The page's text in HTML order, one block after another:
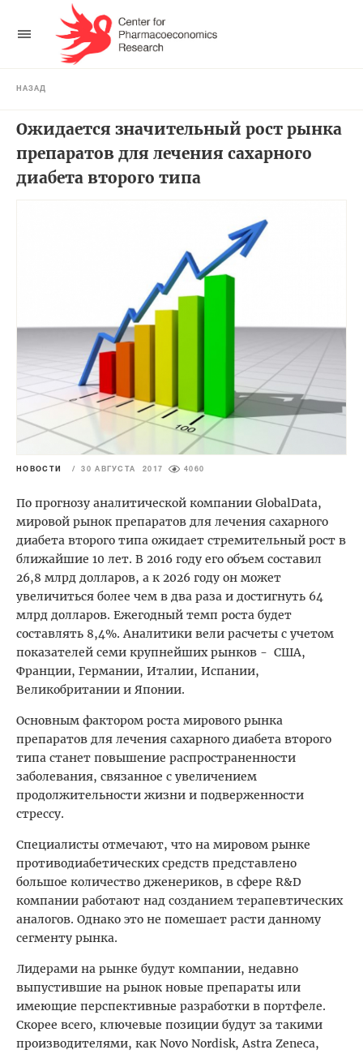
НАЗАД
Ожидается значительный рост рынка
препаратов для лечения сахарного
диабета второго типа
НОВОСТИ / 30 АВГУСТА 2017 4060
По прогнозу аналитической компании GlobalData,
мировой рынок препаратов для лечения сахарного
диабета второго типа ожидает стремительный рост в
ближайшие 10 лет. В 2016 году его объем составил
26,8 млрд долларов, а к 2026 году он может
увеличиться более чем в два раза и достигнуть 64
млрд долларов. Ежегодный темп роста будет
составлять 8,4%. Аналитики вели расчеты с учетом
показателей семи крупнейших рынков - США,
Франции, Германии, Италии, Испании,
Великобритании и Японии.
Основным фактором роста мирового рынка
препаратов для лечения сахарного диабета второго
типа станет повышение распространенности
заболевания, связанное с увеличением
продолжительности жизни и подверженности
стрессу.
Специалисты отмечают, что на мировом рынке
противодиабетических средств представлено
большое количество дженериков, в сфере R&D
компании работают над созданием терапевтических
аналогов. Однако это не помешает расти данному
сегменту рынка.
Лидерами на рынке будут компании, недавно
выпустившие на рынок новые препараты или
имеющие перспективные разработки в портфеле.
Скорее всего, ключевые позиции будут за такими
производителями, как Novo Nordisk, Astra Zeneca,